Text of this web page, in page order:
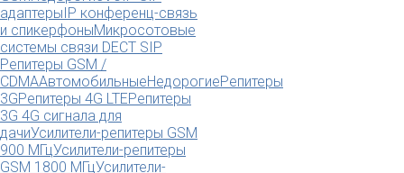
адаптерыIP конференц-связь
и спикерфоныМикросотовые
системы связи DECT SIP
Репитеры GSM /
CDMAАвтомобильныеНедорогиеРепитеры
3GРепитеры 4G LTEРепитеры
3G 4G сигнала для
дачиУсилители-репитеры GSM
900 МГцУсилители-репитеры
GSM 1800 МГцУсилители-